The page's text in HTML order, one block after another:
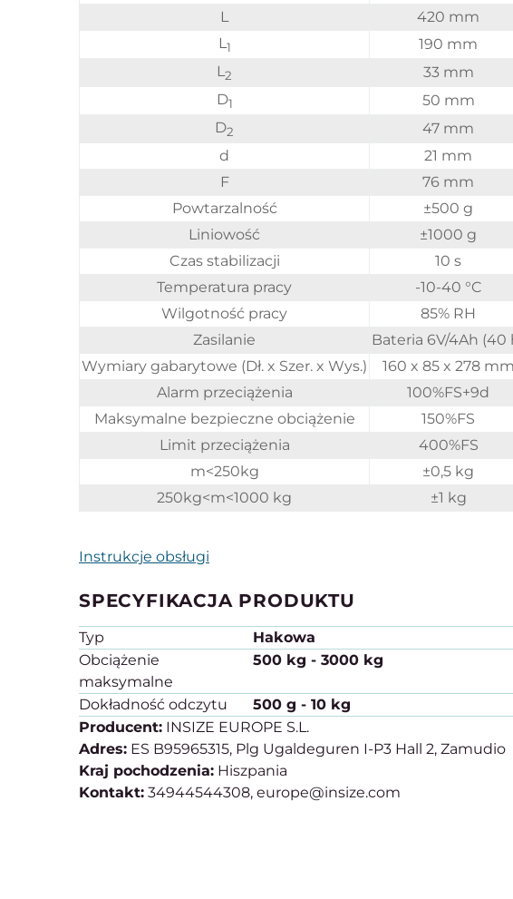
L
420 mm
L1
190 mm
L2
33 mm
D1
50 mm
D2
47 mm
d
21 mm
F
76 mm
Powtarzalność
±500 g
Liniowość
±1000 g
Czas stabilizacji
10 s
Temperatura pracy
-10-40 °C
Wilgotność pracy
85% RH
Zasilanie
Bateria 6V/4Ah (40
Wymiary gabarytowe (Dł. x Szer. x Wys.)
160 x 85 x 278 mm
Alarm przeciążenia
100%FS+9d
Maksymalne bezpieczne obciążenie
150%FS
Limit przeciążenia
400%FS
m<250kg
±0,5 kg
250kg<m<1000 kg
±1 kg
Instrukcje obsługi
SPECYFIKACJA PRODUKTU
Typ
Hakowa
Obciążenie
maksymalne
500 kg - 3000 kg
Dokładność odczytu
500 g - 10 kg
Producent: INSIZE EUROPE S.L.
Adres: ES B95965315, Plg Ugaldeguren I-P3 Hall 2, Zamudio
Kraj pochodzenia: Hiszpania
Kontakt: 34944544308, europe@insize.com